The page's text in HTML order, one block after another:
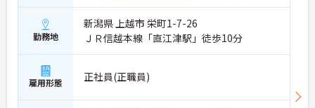
【独自の福利厚生と手厚い還元体制】
・宿泊費や健康診断補助など、生活を豊かにする独
自の福利厚生制度が利用できます ・パート勤務の方
にも年2回の特別手当支給実績があり、頑張りがし
っかり還元されます
・育児手当や各種お祝い金など、ライフステージに
勤務地
新潟県 上越市 栄町1-7-26
ＪＲ信越本線「直江津駅」徒歩10分
雇用形態 正社員(正職員)